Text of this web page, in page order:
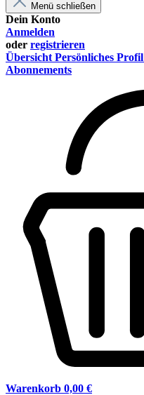
Menü schließen
Dein Konto
Anmelden
oder registrieren
Übersicht Persönliches Profil
Abonnements
Warenkorb 0,00 €